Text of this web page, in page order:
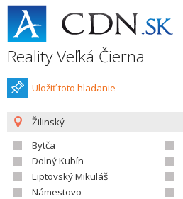
Reality Veľká Čierna
Uložiť toto hladanie
Žilinský
Bytča
Dolný Kubín
Liptovský Mikuláš
Námestovo